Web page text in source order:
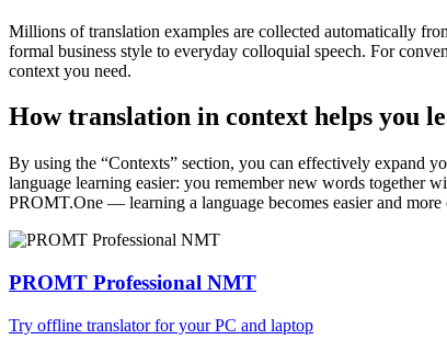
Millions of translation examples are collected automatically
formal business style to everyday colloquial speech. For
context you need.
How translation in context helps you
By using the “Contexts” section, you can effectively expand
language learning easier: you remember new words together
PROMT.One — learning a language becomes easier and more
PROMT Professional NMT
Try offline translator for your PC and laptop